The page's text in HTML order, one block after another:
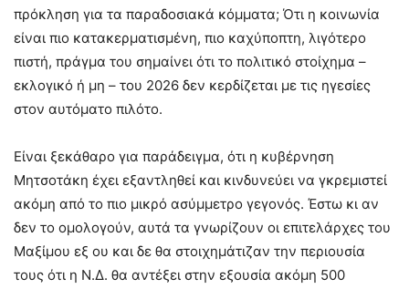
πρόκληση για τα παραδοσιακά κόμματα; Ότι η κοινωνία
είναι πιο κατακερματισμένη, πιο καχύποπτη, λιγότερο
πιστή, πράγμα του σημαίνει ότι το πολιτικό στοίχημα –
εκλογικό ή μη – του 2026 δεν κερδίζεται με τις ηγεσίες
στον αυτόματο πιλότο.
Είναι ξεκάθαρο για παράδειγμα, ότι η κυβέρνηση
Μητσοτάκη έχει εξαντληθεί και κινδυνεύει να γκρεμιστεί
ακόμη από το πιο μικρό ασύμμετρο γεγονός. Έστω κι αν
δεν το ομολογούν, αυτά τα γνωρίζουν οι επιτελάρχες του
Μαξίμου εξ ου και δε θα στοιχημάτιζαν την περιουσία
τους ότι η Ν.Δ. θα αντέξει στην εξουσία ακόμη 500